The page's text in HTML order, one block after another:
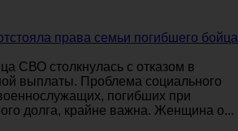
права семьи погибшего бойца
СВО столкнулась с отказом в
выплаты. Проблема социального
погибших при
долга, крайне важна. Женщина о...